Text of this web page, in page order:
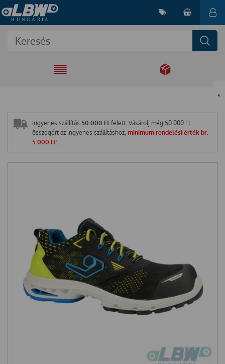
EGYÜTT A
Ingyenes szállítás 50.000 Ft felett. Vásárolj még 50 000 Ft
összegért az ingyenes szállításhoz, minimum rendelési érték br.
5.000 Ft!